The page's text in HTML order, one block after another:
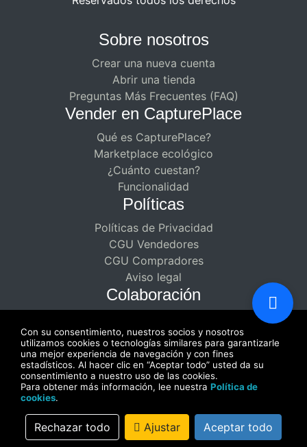
Sobre nosotros
Crear una nueva cuenta
Abrir una tienda
Preguntas Más Frecuentes (FAQ)
Vender en CapturePlace
Qué es CapturePlace?
Marketplace ecológico
¿Cuánto cuestan?
Funcionalidad
Políticas
Políticas de Privacidad
CGU Vendedores
CGU Compradores
Aviso legal
Colaboración
creadores
Disfrute de una colaboración de doble
pago
Con su consentimiento, nuestros socios y nosotros
utilizamos cookies o tecnologías similares para garantizarle
una mejor experiencia de navegación y con fines
estadísticos. Al hacer clic en “Aceptar todo” usted da su
consentimiento a nuestro uso de las cookies.
Para obtener más información, lee nuestra Política de
cookies.
Rechazar todo Ajustar Aceptar todo